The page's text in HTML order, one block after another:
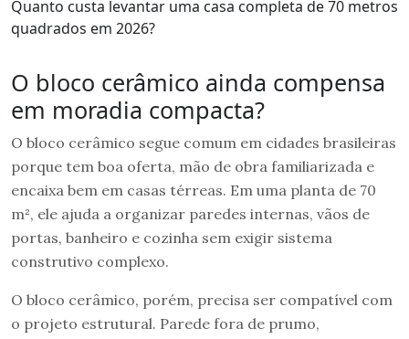
Quanto custa levantar uma casa completa de 70 metros
quadrados em 2026?
O bloco cerâmico ainda compensa
em moradia compacta?
O bloco cerâmico segue comum em cidades brasileiras
porque tem boa oferta, mão de obra familiarizada e
encaixa bem em casas térreas. Em uma planta de 70
m², ele ajuda a organizar paredes internas, vãos de
portas, banheiro e cozinha sem exigir sistema
construtivo complexo.
O bloco cerâmico, porém, precisa ser compatível com
o projeto estrutural. Parede fora de prumo,